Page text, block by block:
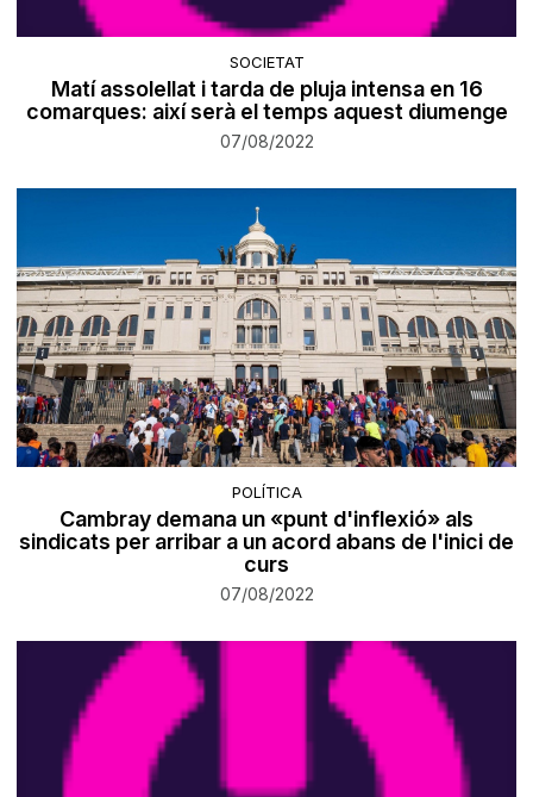
SOCIETAT
Matí assolellat i tarda de pluja intensa en 16
comarques: així serà el temps aquest diumenge
07/08/2022
POLÍTICA
Cambray demana un «punt d'inflexió» als
sindicats per arribar a un acord abans de l'inici de
curs
07/08/2022